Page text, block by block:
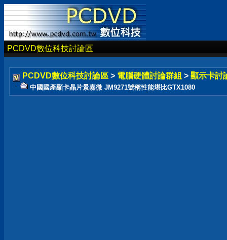
PCDVD數位科技討論區
PCDVD數位科技討論區 > 電腦硬體討論群組 > 顯示卡討
中國國產顯卡晶片景嘉微 JM9271號稱性能堪比GTX1080